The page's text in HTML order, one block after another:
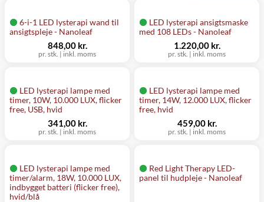
6-i-1 LED lysterapi wand til
ansigtspleje - Nanoleaf
pr. stk. | inkl. moms
848,00 kr.
LED lysterapi ansigtsmaske
med 108 LEDs - Nanoleaf
pr. stk. | inkl. moms
1.220,00 kr.
LED lysterapi lampe med
timer, 10W, 10.000 LUX, flicker
free, USB, hvid
pr. stk. | inkl. moms
341,00 kr.
LED lysterapi lampe med
timer, 14W, 12.000 LUX, flicker
free, hvid
pr. stk. | inkl. moms
459,00 kr.
LED lysterapi lampe med
timer/alarm, 18W, 10.000 LUX,
indbygget batteri (flicker free),
hvid/blå
Red Light Therapy LED-
panel til hudpleje - Nanoleaf